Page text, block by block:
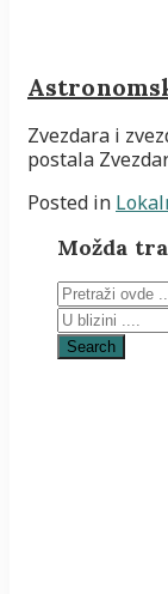
Zvezdara i
postala
Posted in
Možda
Search